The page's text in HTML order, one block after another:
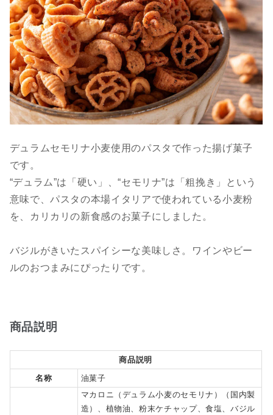
デュラムセモリナ小麦使用のパスタで作った揚げ菓子
です。
“デュラム”は「硬い」、“セモリナ”は「粗挽き」という
意味で、パスタの本場イタリアで使われている小麦粉
を、カリカリの新食感のお菓子にしました。
バジルがきいたスパイシーな美味しさ。ワインやビー
ルのおつまみにぴったりです。
商品説明
商品説明
名称
油菓子
マカロニ（デュラム小麦のセモリナ）（国内製
造）、植物油、粉末ケチャップ、食塩、バジル